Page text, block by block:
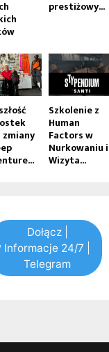
prestiżowy...
zmiany
Szkolenie z
Human
Factors w
Nurkowaniu i
Wizyta...
Dołącz |
Informacje 24/7 |
Telegram